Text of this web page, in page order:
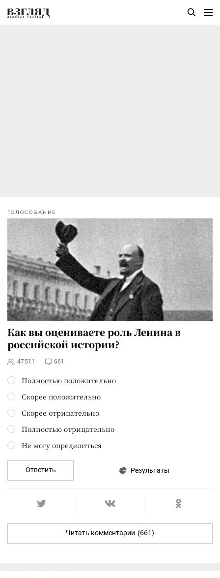
ГОЛОСОВАНИЕ
Как вы оцениваете роль Ленина в
российской истории?
47511 661
Полностью положительно
Скорее положительно
Скорее отрицательно
Полностью отрицательно
Не могу определиться
Ответить Результаты
Читать комментарии (661)